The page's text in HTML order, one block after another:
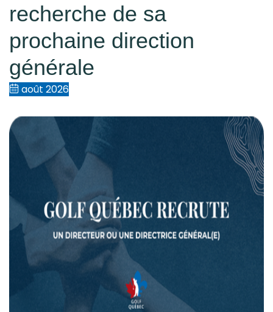
recherche de sa
prochaine direction
générale
août 2026